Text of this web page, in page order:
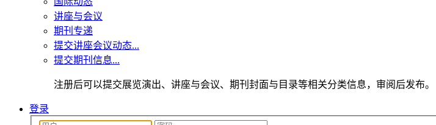
讲座与会议
期刊专递
提交讲座会议动态...
提交期刊信息...
注册后可以提交展览演出、讲座与会议、期刊封面与目录等相关分类信息，审阅后发布。
登录